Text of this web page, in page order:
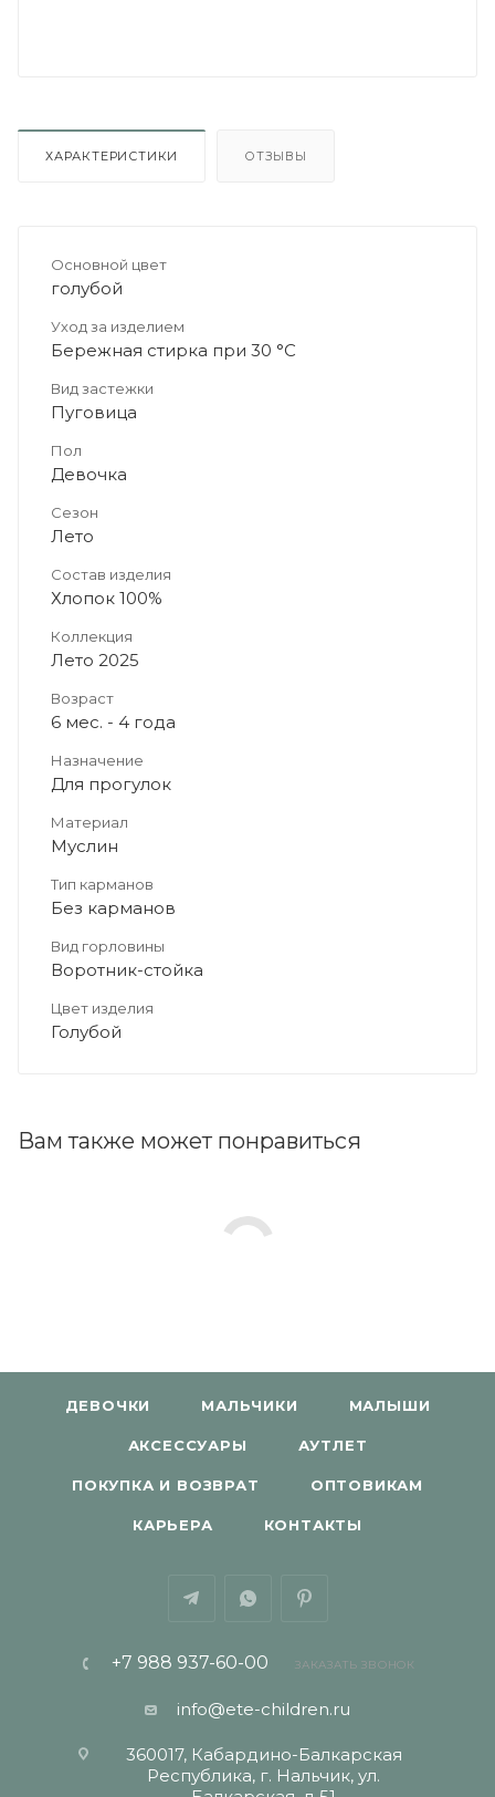
ХАРАКТЕРИСТИКИ ОТЗЫВЫ
Основной цвет
голубой
Уход за изделием
Бережная стирка при 30 °C
Вид застежки
Пуговица
Пол
Девочка
Сезон
Лето
Состав изделия
Хлопок 100%
Коллекция
Лето 2025
Возраст
6 мес. - 4 года
Назначение
Для прогулок
Материал
Муслин
Тип карманов
Без карманов
Вид горловины
Воротник-стойка
Цвет изделия
Голубой
Вам также может понравиться
ДЕВОЧКИ МАЛЬЧИКИ МАЛЫШИ
АКСЕССУАРЫ АУТЛЕТ
ПОКУПКА И ВОЗВРАТ ОПТОВИКАМ
КАРЬЕРА КОНТАКТЫ
+7 988 937-60-00 ЗАКАЗАТЬ ЗВОНОК
info@ete-children.ru
360017, Кабардино-Балкарская
Республика, г. Нальчик, ул.